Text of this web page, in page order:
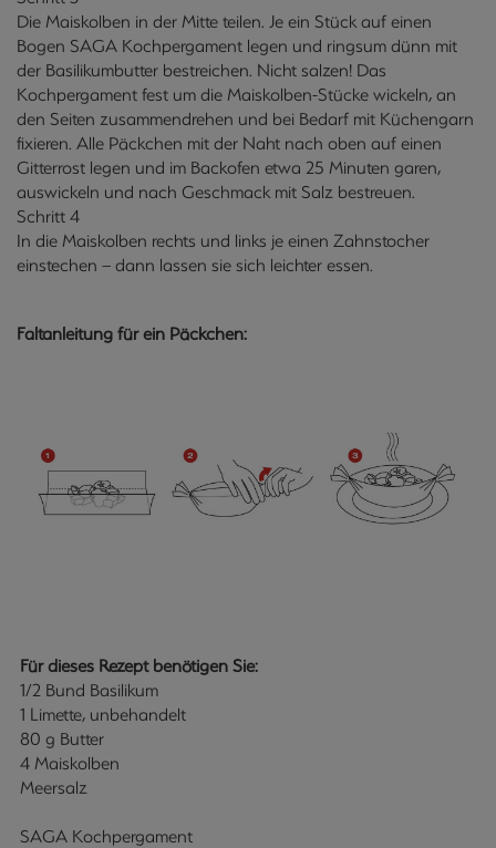
Die Maiskolben in der Mitte teilen. Je ein Stück auf einen
Bogen SAGA Kochpergament legen und ringsum dünn mit
der Basilikumbutter bestreichen. Nicht salzen! Das
Kochpergament fest um die Maiskolben-Stücke wickeln, an
den Seiten zusammendrehen und bei Bedarf mit Küchengarn
fixieren. Alle Päckchen mit der Naht nach oben auf einen
Gitterrost legen und im Backofen etwa 25 Minuten garen,
auswickeln und nach Geschmack mit Salz bestreuen.
Schritt 4
In die Maiskolben rechts und links je einen Zahnstocher
einstechen – dann lassen sie sich leichter essen.
Faltanleitung für ein Päckchen:
Für dieses Rezept benötigen Sie:
1/2 Bund Basilikum
1 Limette, unbehandelt
80 g Butter
4 Maiskolben
Meersalz
SAGA Kochpergament